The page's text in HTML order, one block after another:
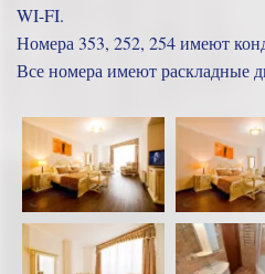
WI-FI.
Номера 353, 252, 254 имеют
Все номера имеют раскладные